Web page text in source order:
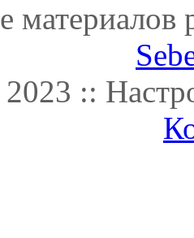
материалов
::